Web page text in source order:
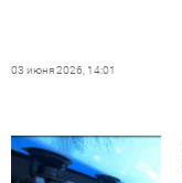
03 июня 2026, 14:01